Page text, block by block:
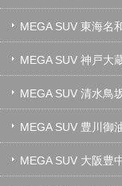
MEGA SUV 東海名
MEGA SUV 神戸大
MEGA SUV 清水鳥
MEGA SUV 豊川御
MEGA SUV 大阪豊